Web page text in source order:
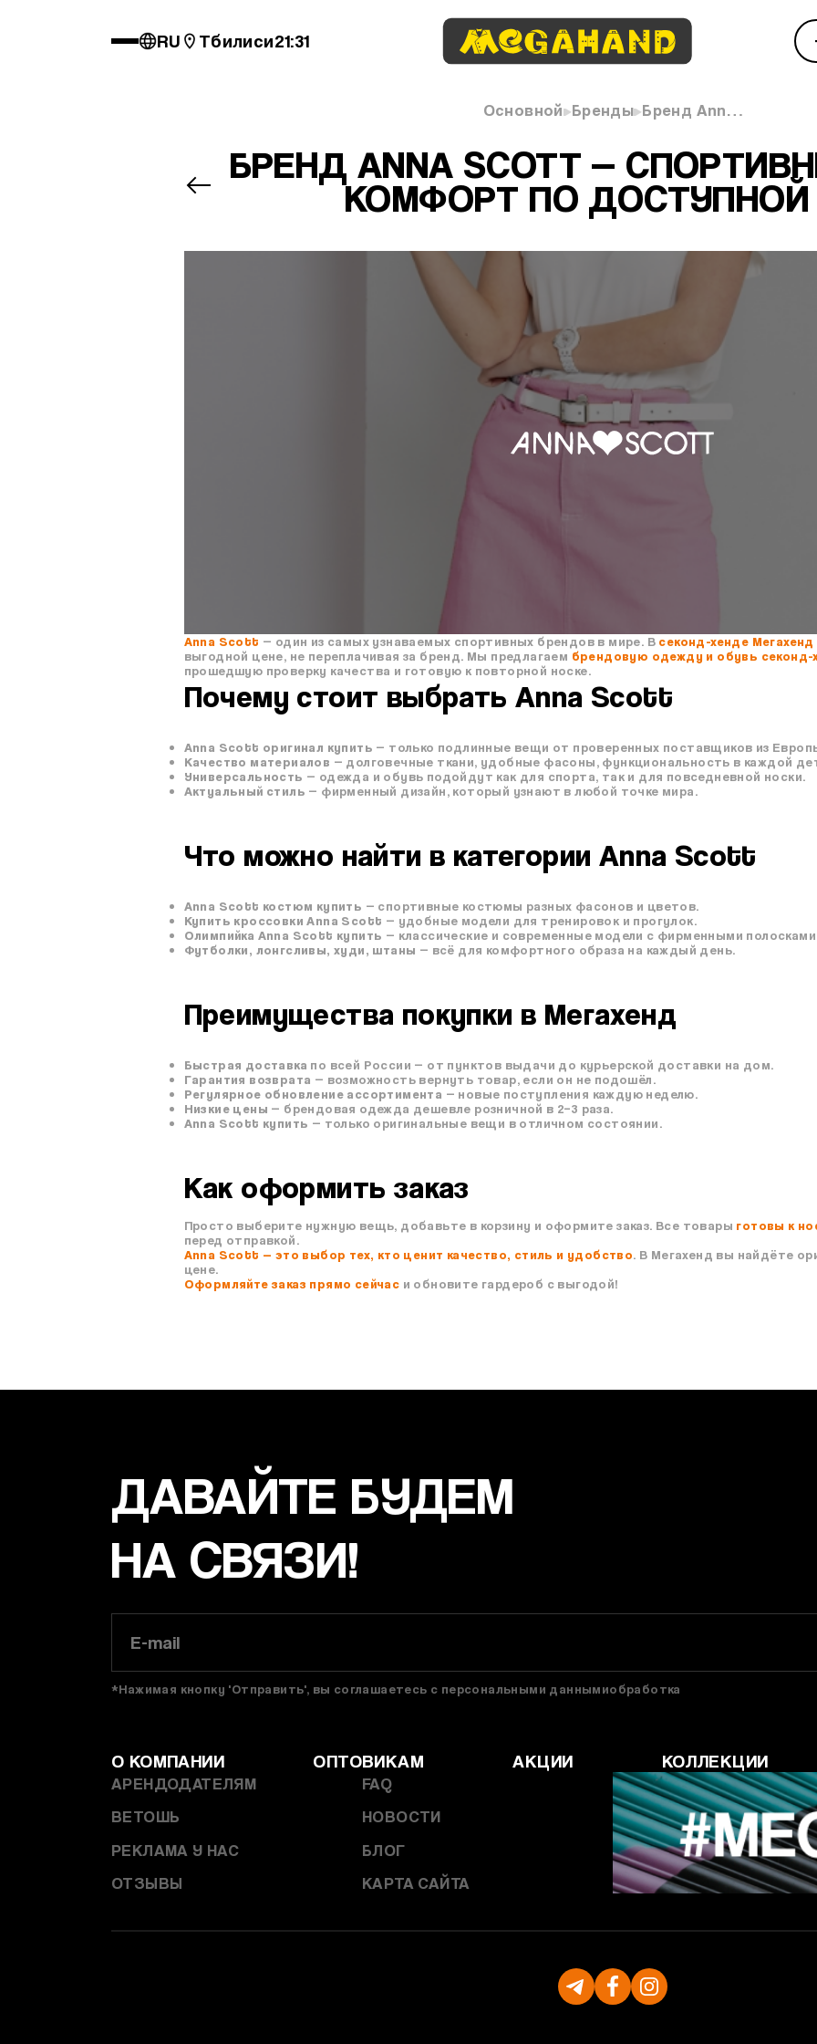
RU Тбилиси21:31
Основной Бренды Бренд Ann…
БРЕНД ANNA SCOTT —
КОМФОРТ ПО ДОСТУПНОЙ
Anna Scott — один из самых узнаваемых спортивных брендов в мире. В секонд-хенде Мегахенд
выгодной цене, не переплачивая за бренд. Мы предлагаем брендовую одежду и обувь секонд-
прошедшую проверку качества и готовую к повторной носке.
Почему стоит выбрать Anna Scott
Anna Scott оригинал купить — только подлинные вещи от проверенных поставщиков из
Качество материалов — долговечные ткани, удобные фасоны, функциональность в каждой
Универсальность — одежда и обувь подойдут как для спорта, так и для повседневной носки.
Актуальный стиль — фирменный дизайн, который узнают в любой точке мира.
Что можно найти в категории Anna Scott
Anna Scott костюм купить — спортивные костюмы разных фасонов и цветов.
Купить кроссовки Anna Scott — удобные модели для тренировок и прогулок.
Олимпийка Anna Scott купить — классические и современные модели с фирменными
Футболки, лонгсливы, худи, штаны — всё для комфортного образа на каждый день.
Преимущества покупки в Мегахенд
Быстрая доставка по всей России — от пунктов выдачи до курьерской доставки на дом.
Гарантия возврата — возможность вернуть товар, если он не подошёл.
Регулярное обновление ассортимента — новые поступления каждую неделю.
Низкие цены — брендовая одежда дешевле розничной в 2–3 раза.
Anna Scott купить — только оригинальные вещи в отличном состоянии.
Как оформить заказ
Просто выберите нужную вещь, добавьте в корзину и оформите заказ. Все товары готовы к
перед отправкой.
Anna Scott — это выбор тех, кто ценит качество, стиль и удобство. В Мегахенд вы найдёте
цене.
Оформляйте заказ прямо сейчас и обновите гардероб с выгодой!
ДАВАЙТЕ БУДЕМ
НА СВЯЗИ!
*Нажимая кнопку 'Отправить', вы соглашаетесь с персональными даннымиобработка
О КОМПАНИИ ОПТОВИКАМ АКЦИИ КОЛЛЕКЦИИ
АРЕНДОДАТЕЛЯМ
ВЕТОШЬ
РЕКЛАМА У НАС
ОТЗЫВЫ
FAQ
НОВОСТИ
БЛОГ
КАРТА САЙТА